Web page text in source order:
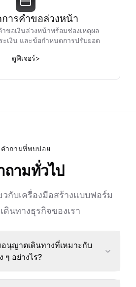
ารคำขอล่วงหน้า
ขอเงินล่วงหน้าพร้อมช่องเหตุผล
เงิน และข้อกำหนดการปรับยอด
ดูฟีเจอร์>
คำถามที่พบบ่อย
ถามทั่วไป
กับเครื่องมือสร้างแบบฟอร์ม
ดินทางธุรกิจของเรา
นุญาตเดินทางที่เหมาะกับ
ๆ อย่างไร?